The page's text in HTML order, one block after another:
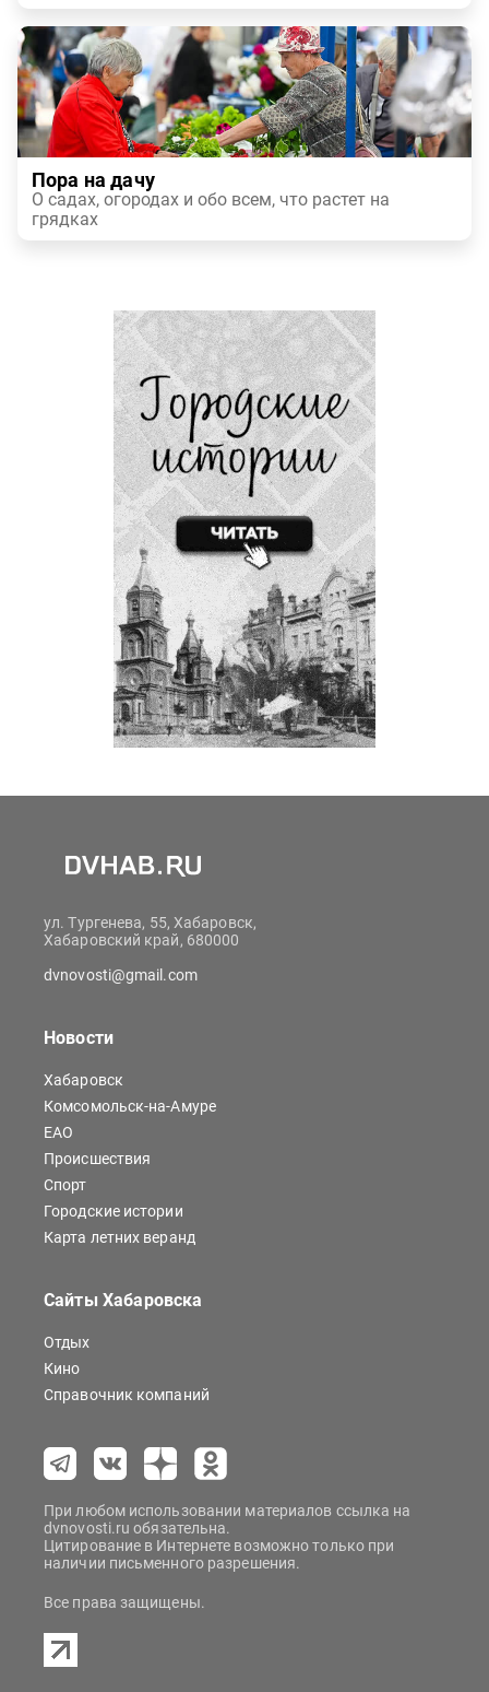
Пора на дачу
О садах, огородах и обо всем, что растет на
грядках
ул. Тургенева, 55, Хабаровск,
Хабаровский край, 680000
dvnovosti@gmail.com
Новости
Хабаровск
Комсомольск-на-Амуре
ЕАО
Происшествия
Спорт
Городские истории
Карта летних веранд
Сайты Хабаровска
Отдых
Кино
Справочник компаний
При любом использовании материалов ссылка на
dvnovosti.ru обязательна.
Цитирование в Интернете возможно только при
наличии письменного разрешения.
Все права защищены.